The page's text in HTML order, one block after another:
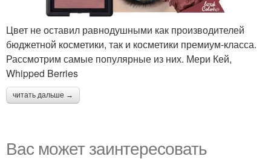
Цвет не оставил равнодушными как производителей
бюджетной косметики, так и косметики премиум-класса.
Рассмотрим самые популярные из них. Мери Кей,
Whipped Berries
читать дальше →
Вас может заинтересовать